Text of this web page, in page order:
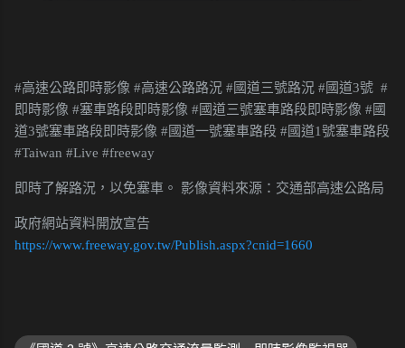
#高速公路即時影像 #高速公路路況 #國道三號路況 #國道3號 #
即時影像 #塞車路段即時影像 #國道三號塞車路段即時影像 #國
道3號塞車路段即時影像 #國道一號塞車路段 #國道1號塞車路段
#Taiwan #Live #freeway
即時了解路況，以免塞車。 影像資料來源：交通部高速公路局
政府網站資料開放宣告
https://www.freeway.gov.tw/Publish.aspx?cnid=1660